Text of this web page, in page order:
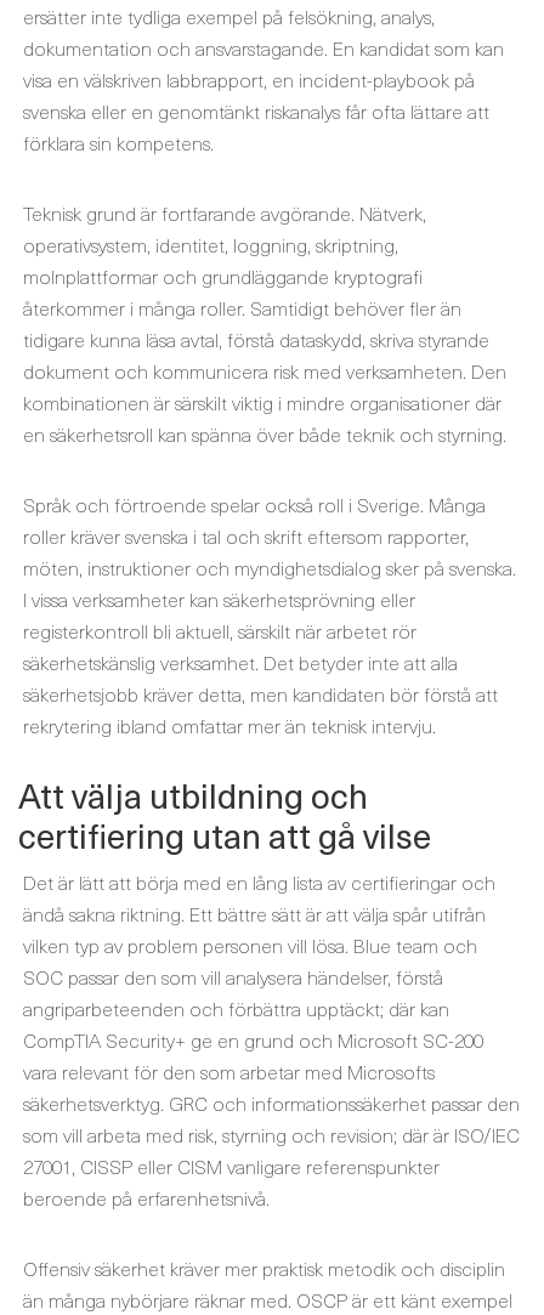
ersätter inte tydliga exempel på felsökning, analys,
dokumentation och ansvarstagande. En kandidat som kan
visa en välskriven labbrapport, en incident-playbook på
svenska eller en genomtänkt riskanalys får ofta lättare att
förklara sin kompetens.
Teknisk grund är fortfarande avgörande. Nätverk,
operativsystem, identitet, loggning, skriptning,
molnplattformar och grundläggande kryptografi
återkommer i många roller. Samtidigt behöver fler än
tidigare kunna läsa avtal, förstå dataskydd, skriva styrande
dokument och kommunicera risk med verksamheten. Den
kombinationen är särskilt viktig i mindre organisationer där
en säkerhetsroll kan spänna över både teknik och styrning.
Språk och förtroende spelar också roll i Sverige. Många
roller kräver svenska i tal och skrift eftersom rapporter,
möten, instruktioner och myndighetsdialog sker på svenska.
I vissa verksamheter kan säkerhetsprövning eller
registerkontroll bli aktuell, särskilt när arbetet rör
säkerhetskänslig verksamhet. Det betyder inte att alla
säkerhetsjobb kräver detta, men kandidaten bör förstå att
rekrytering ibland omfattar mer än teknisk intervju.
Att välja utbildning och
certifiering utan att gå vilse
Det är lätt att börja med en lång lista av certifieringar och
ändå sakna riktning. Ett bättre sätt är att välja spår utifrån
vilken typ av problem personen vill lösa. Blue team och
SOC passar den som vill analysera händelser, förstå
angriparbeteenden och förbättra upptäckt; där kan
CompTIA Security+ ge en grund och Microsoft SC-200
vara relevant för den som arbetar med Microsofts
säkerhetsverktyg. GRC och informationssäkerhet passar den
som vill arbeta med risk, styrning och revision; där är ISO/IEC
27001, CISSP eller CISM vanligare referenspunkter
beroende på erfarenhetsnivå.
Offensiv säkerhet kräver mer praktisk metodik och disciplin
än många nybörjare räknar med. OSCP är ett känt exempel